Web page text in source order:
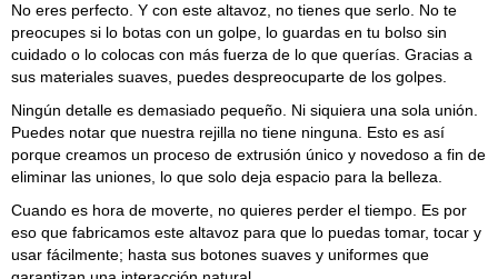
No eres perfecto. Y con este altavoz, no tienes que serlo. No te
preocupes si lo botas con un golpe, lo guardas en tu bolso sin
cuidado o lo colocas con más fuerza de lo que querías. Gracias a
sus materiales suaves, puedes despreocuparte de los golpes.
Ningún detalle es demasiado pequeño. Ni siquiera una sola unión.
Puedes notar que nuestra rejilla no tiene ninguna. Esto es así
porque creamos un proceso de extrusión único y novedoso a fin de
eliminar las uniones, lo que solo deja espacio para la belleza.
Cuando es hora de moverte, no quieres perder el tiempo. Es por
eso que fabricamos este altavoz para que lo puedas tomar, tocar y
usar fácilmente; hasta sus botones suaves y uniformes que